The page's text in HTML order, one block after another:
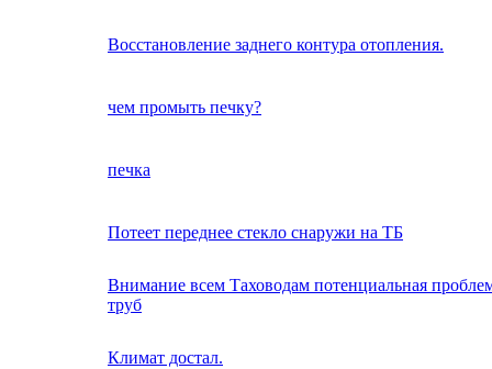
Восстановление заднего контура отопления.
чем промыть печку?
печка
Потеет переднее стекло снаружи на ТБ
Внимание всем Таховодам потенциальная
труб
Климат достал.